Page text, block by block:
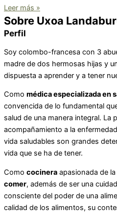
Leer más »
Sobre Uxoa
Perfil
Soy colombo-francesa con 3
madre de dos hermosas hijas y
dispuesta a aprender y a tener
Como médica especializada en
convencida de lo fundamental
salud de una manera integral. La
acompañamiento a la
vida saludables son grandes
vida que se ha de tener.
Como cocinera apasionada de
comer, además de ser una
consciente del poder de una
calidad de los alimentos, su